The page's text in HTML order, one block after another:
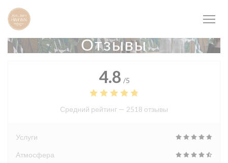
Панель управления cookies
Отзывы
4.8 /5
Средний рейтинг — 2518 отзывы
Услуги
Атмосфера